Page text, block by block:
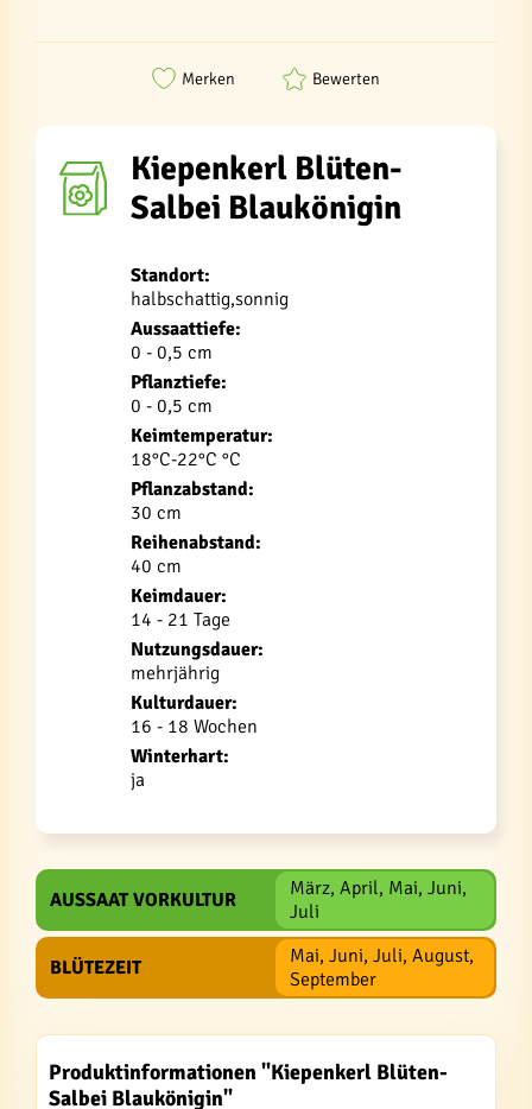
Merken Bewerten
Kiepenkerl Blüten-
Salbei Blaukönigin
Standort:
halbschattig,sonnig
Aussaattiefe:
0 - 0,5 cm
Pflanztiefe:
0 - 0,5 cm
Keimtemperatur:
18°C-22°C °C
Pflanzabstand:
30 cm
Reihenabstand:
40 cm
Keimdauer:
14 - 21 Tage
Nutzungsdauer:
mehrjährig
Kulturdauer:
16 - 18 Wochen
Winterhart:
ja
AUSSAAT VORKULTUR
März, April, Mai, Juni,
Juli
BLÜTEZEIT
Mai, Juni, Juli, August,
September
Produktinformationen "Kiepenkerl Blüten-
Salbei Blaukönigin"